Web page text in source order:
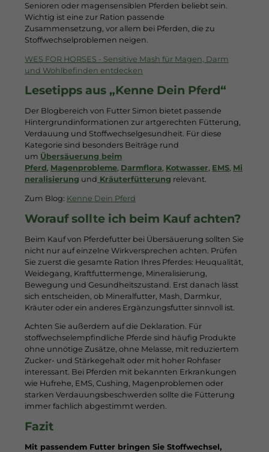
Senioren oder magensensiblen Pferden beliebt sein.
Wichtig ist eine zur Ration passende
Zusammensetzung, vor allem bei Pferden, die zu
Stoffwechselproblemen neigen.
WES FOR HORSES - Sensitive Mash für Magen, Darm
und Wohlbefinden entdecken
Lesetipps aus „Kenne Dein Pferd“
Der Blogbereich von Futter Simon bietet passende
Hintergrundinformationen zur artgerechten Fütterung,
Verdauung und Stoffwechselgesundheit. Für diese
Kategorie sind besonders Beiträge rund
um Übersäuerung beim
Pferd, Magenprobleme, Darmflora, Kotwasser, EMS, Mi
neralisierung und Kräuterfütterung relevant.
Zum Blog: Kenne Dein Pferd
Worauf sollte ich beim Kauf achten?
Beim Kauf von Pferdefutter bei Übersäuerung sollten Sie
nicht nur auf einzelne Wirkversprechen achten. Prüfen
Sie zuerst die gesamte Ration Ihres Pferdes: Heuqualität,
Weidegang, Kraftfuttermenge, Mineralisierung,
Bewegung und Gesundheitszustand. Erst danach lässt
sich entscheiden, ob Mineralfutter, Mash, Darmkur,
Kräuter oder ein anderes Ergänzungsfutter sinnvoll ist.
Achten Sie außerdem auf die Deklaration. Für
stoffwechselempfindliche Pferde sind häufig Produkte
ohne unnötige Zusätze, ohne Melasse, mit reduziertem
Zucker- und Stärkegehalt oder mit hoher Rohfaser
interessant. Bei Pferden mit bekannten Erkrankungen
wie Hufrehe, EMS, Cushing, Magenproblemen oder
starken Verdauungsbeschwerden sollte die Fütterung
immer fachlich abgestimmt werden.
Fazit
Mit passendem Futter bringen Sie Stoffwechsel,